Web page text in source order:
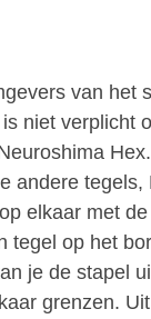
van het
niet verplicht
andere tegels,
elkaar met
tegel op het
je de stapel
grenzen.